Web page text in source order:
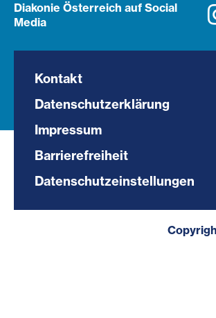
Diakonie Österreich auf Social
Media
Kontakt
Datenschutzerklärung
Impressum
Barrierefreiheit
Datenschutzeinstellungen